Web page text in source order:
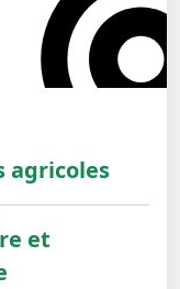
agricoles
et